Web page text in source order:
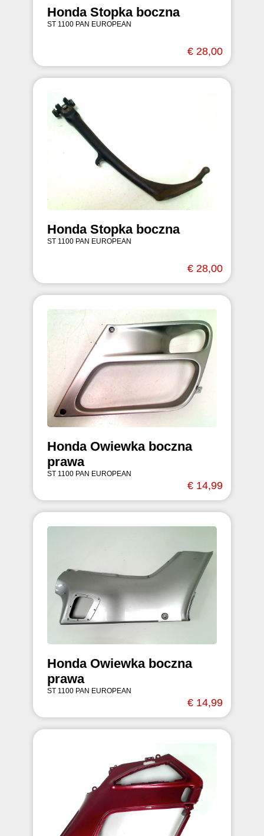
Honda Stopka boczna
ST 1100 PAN EUROPEAN
€ 28,00
Honda Stopka boczna
ST 1100 PAN EUROPEAN
€ 28,00
Honda Owiewka boczna
prawa
ST 1100 PAN EUROPEAN
€ 14,99
Honda Owiewka boczna
prawa
ST 1100 PAN EUROPEAN
€ 14,99